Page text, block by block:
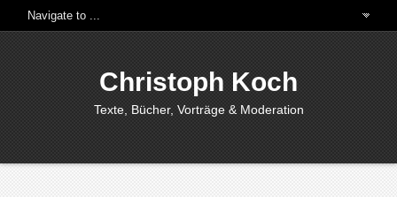
Christoph Koch
Texte, Bücher, Vorträge & Moderation